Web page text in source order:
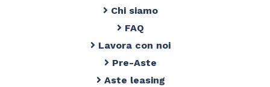
Chi siamo
FAQ
Lavora con noi
Pre-Aste
Aste leasing